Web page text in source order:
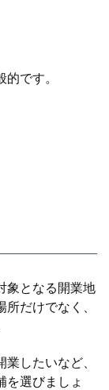
です。
象となる開業地
だけでなく、
したいなど、
を選びましょ